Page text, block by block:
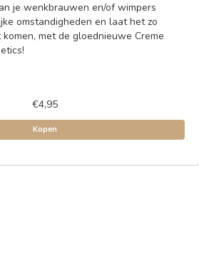
je wenkbrauwen en/of wimpers
omstandigheden en laat het zo
met de gloednieuwe Creme
€4,95
Kopen